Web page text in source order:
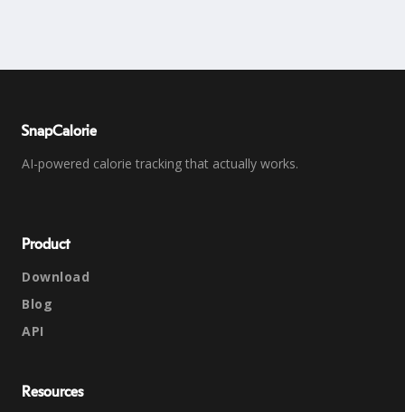
SnapCalorie
AI-powered calorie tracking that actually works.
Product
Download
Blog
API
Resources